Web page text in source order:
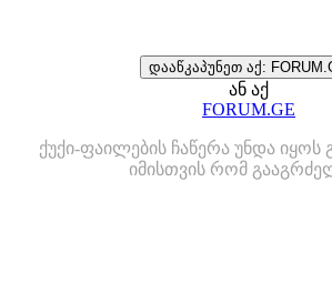
დააწკაპუნეთ აქ:
ან აქ
FORUM.GE
ქუქი-ფაილების ჩაწერა უნდა იყოს
იმისთვის რომ